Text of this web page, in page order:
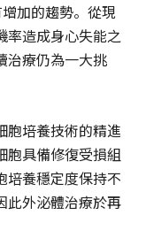
加的趨勢。從現
率造成身心失能之
治療仍為一大挑
胞培養技術的精進
胞具備修復受損組
培養穩定度保持不
此外泌體治療於再